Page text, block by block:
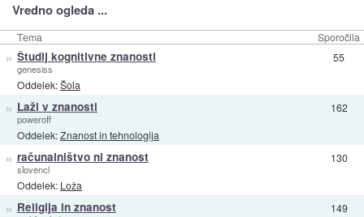
Vredno ogleda ...
Tema Sporočila
» Študij kognitivne znanosti
genesiss
Oddelek:Šola
55
» Laži v znanosti
poweroff
Oddelek:Znanost in tehnologija
162
» računalništvo ni znanost
slovencl
Oddelek: Loža
130
» Religija in znanost 149